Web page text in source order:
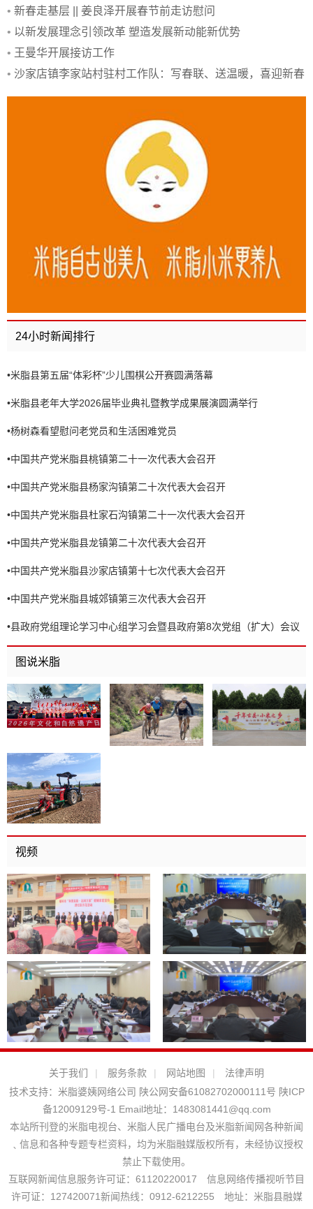
• 新春走基层 || 姜良泽开展春节前走访慰问
• 以新发展理念引领改革 塑造发展新动能新优势
• 王曼华开展接访工作
• 沙家店镇李家站村驻村工作队：写春联、送温暖，喜迎新春
24小时新闻排行
•米脂县第五届“体彩杯”少儿围棋公开赛圆满落幕
•米脂县老年大学2026届毕业典礼暨教学成果展演圆满举行
•杨树森看望慰问老党员和生活困难党员
•中国共产党米脂县桃镇第二十一次代表大会召开
•中国共产党米脂县杨家沟镇第二十次代表大会召开
•中国共产党米脂县杜家石沟镇第二十一次代表大会召开
•中国共产党米脂县龙镇第二十次代表大会召开
•中国共产党米脂县沙家店镇第十七次代表大会召开
•中国共产党米脂县城郊镇第三次代表大会召开
•县政府党组理论学习中心组学习会暨县政府第8次党组（扩大）会议
召开
图说米脂
视频
关于我们 | 服务条款 | 网站地图 |
法律声明
技术支持： 米脂婆姨网络公司 陕公网安备61082702000111号 陕ICP
备12009129号-1 Email地址： 1483081441@qq.com
本站所刊登的米脂电视台、米脂人民广播电台及米脂新闻网各种新闻
﹑信息和各种专题专栏资料，均为米脂融媒版权所有，未经协议授权
禁止下载使用。
互联网新闻信息服务许可证：61120220017 信息网络传播视听节目
许可证：127420071新闻热线：0912-6212255 地址：米脂县融媒